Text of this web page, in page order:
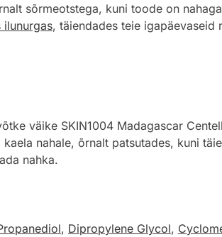
sõrmeotstega, kuni toode on
ilunurgas, täiendades teie igapäevaseid
väike SKIN1004 Madagascar
nahale, õrnalt patsutades, kuni
nahka.
, Dipropylene Glycol,